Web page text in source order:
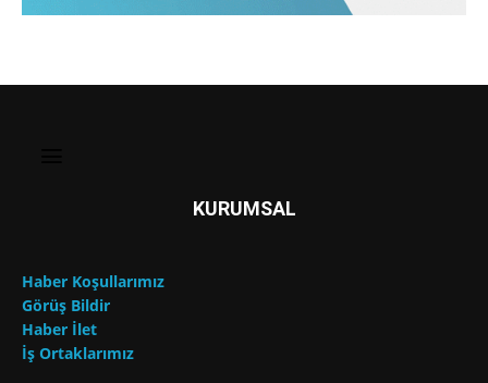
KURUMSAL
Haber Koşullarımız
Görüş Bildir
Haber İlet
İş Ortaklarımız